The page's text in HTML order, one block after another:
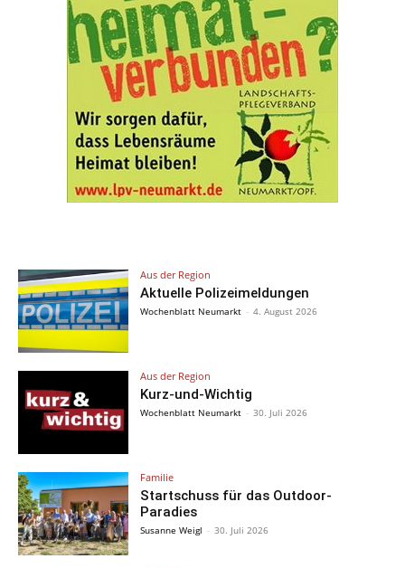
Aus der Region
Aktuelle Polizeimeldungen
Wochenblatt Neumarkt - 4. August 2026
Aus der Region
Kurz-und-Wichtig
Wochenblatt Neumarkt - 30. Juli 2026
Familie
Startschuss für das Outdoor-
Paradies
Susanne Weigl - 30. Juli 2026